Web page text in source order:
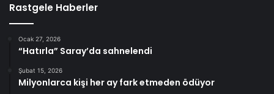
Rastgele Haberler
Ocak 27, 2026
“Hatırla” Saray’da sahnelendi
Şubat 15, 2026
Milyonlarca kişi her ay fark etmeden ödüyor